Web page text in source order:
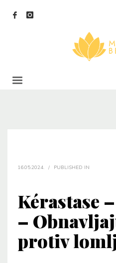
16.05.2024. / PUBLISHED IN
Kérastase
–
protiv